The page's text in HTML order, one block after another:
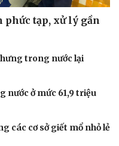
phức tạp, xử lý gần
trong nước lại
nước ở mức 61,9 triệu
các cơ sở giết mổ nhỏ lẻ